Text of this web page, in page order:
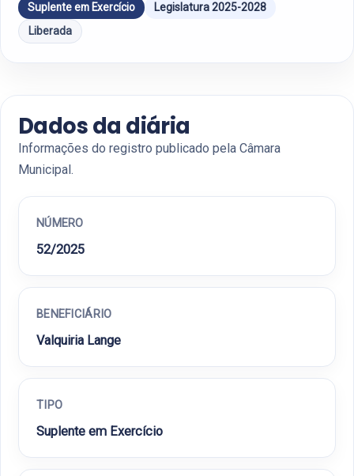
Suplente em Exercício
Legislatura 2025-2028
Liberada
Dados da diária
Informações do registro publicado pela Câmara
Municipal.
NÚMERO
52/2025
BENEFICIÁRIO
Valquiria Lange
TIPO
Suplente em Exercício